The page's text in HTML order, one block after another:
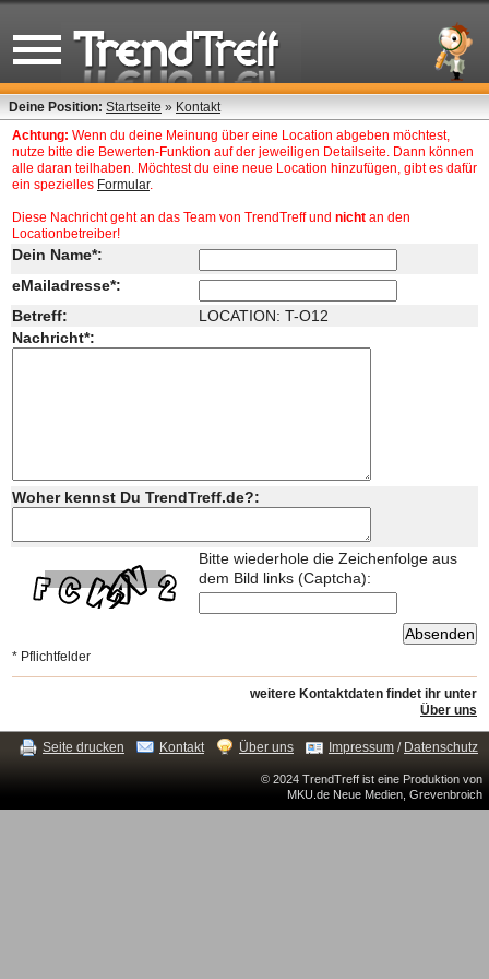
Deine Position: Startseite » Kontakt
Achtung: Wenn du deine Meinung über eine Location abgeben möchtest,
nutze bitte die Bewerten-Funktion auf der jeweiligen Detailseite. Dann können
alle daran teilhaben. Möchtest du eine neue Location hinzufügen, gibt es dafür
ein spezielles Formular.
Diese Nachricht geht an das Team von TrendTreff und nicht an den
Locationbetreiber!
Dein Name*:
eMailadresse*:
Betreff:
LOCATION: T-O12
Nachricht*:
Woher kennst Du TrendTreff.de?:
Bitte wiederhole die Zeichenfolge aus
dem Bild links (Captcha):
* Pflichtfelder
weitere Kontaktdaten findet ihr unter
Über uns
Seite drucken Kontakt Über uns Impressum / Datenschutz
© 2024 TrendTreff ist eine Produktion von
MKU.de Neue Medien, Grevenbroich